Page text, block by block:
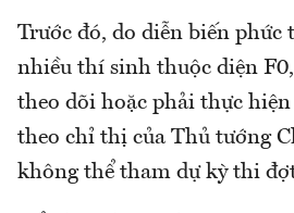
Trước đó, do diễn biến phức
nhiều thí sinh thuộc diện
theo dõi hoặc phải thực
theo chỉ thị của Thủ tướng
không thể tham dự kỳ thi